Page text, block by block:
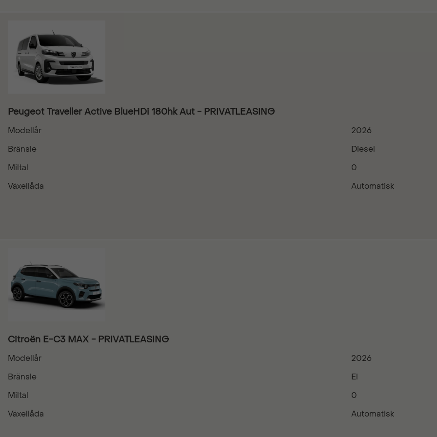
Peugeot Traveller Active BlueHDi 180hk Aut - PRIVATLEASING
Modellår
2026
Bränsle
Diesel
Miltal
0
Växellåda
Automatisk
Citroën E-C3 MAX - PRIVATLEASING
Modellår
2026
Bränsle
El
Miltal
0
Växellåda
Automatisk